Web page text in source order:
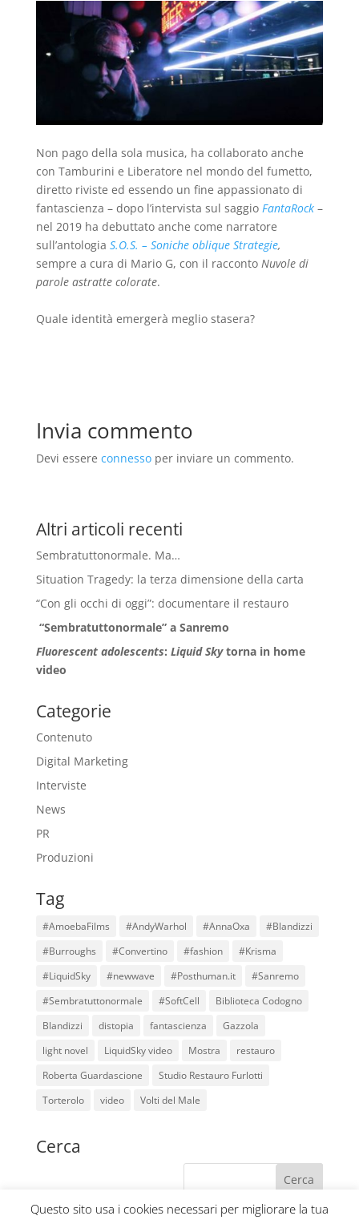
Non pago della sola musica, ha collaborato anche
con Tamburini e Liberatore nel mondo del fumetto,
diretto riviste ed essendo un fine appassionato di
fantascienza – dopo l’intervista sul saggio FantaRock–
nel 2019 ha debuttato anche come narratore
sull’antologia S.O.S. – Soniche oblique Strategie,
sempre a cura di Mario G, con il racconto Nuvole di
parole astratte colorate.
Quale identità emergerà meglio stasera?
Invia commento
Devi essere connessoper inviare un commento.
Altri articoli recenti
Sembratuttonormale. Ma…
Situation Tragedy: la terza dimensione della carta
“Con gli occhi di oggi”: documentare il restauro
“Sembratuttonormale” a Sanremo
Fluorescent adolescents: Liquid Skytorna in home
video
Categorie
Contenuto
Digital Marketing
Interviste
News
PR
Produzioni
Tag
#AmoebaFilms #AndyWarhol #AnnaOxa
#Blandizzi
#Burroughs
#Convertino #fashion
#Krisma
#LiquidSky
#newwave #Posthuman.it
#Sanremo
#Sembratuttonormale
#SoftCell
Biblioteca Codogno
Blandizzi
distopia fantascienza
Gazzola
light novel
LiquidSky video Mostra
restauro
Roberta Guardascione
Studio Restauro Furlotti
Torterolo
video Volti del Male
Cerca
Questo sito usa i cookies necessari per migliorare la tua